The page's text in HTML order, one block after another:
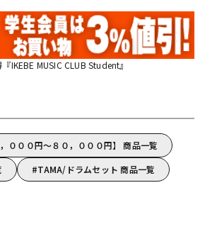
IKEBE MUSIC CLUB Student』
０００円～８０，０００円】 商品一覧
TAMA/ドラムセット 商品一覧